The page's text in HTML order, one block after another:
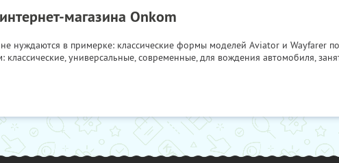
магазина Onkom
нуждаются в примерке: классические формы моделей Aviator и Wayfarer
универсальные, современные, для вождения автомобиля,